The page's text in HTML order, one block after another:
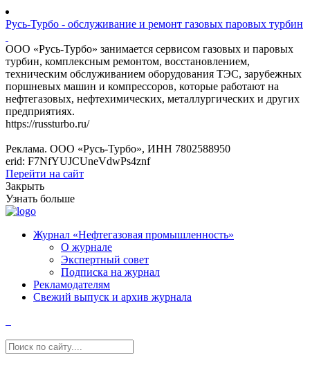
Русь-Турбо - обслуживание и ремонт газовых паровых турбин
ООО «Русь-Турбо» занимается сервисом газовых и паровых
турбин, комплексным ремонтом, восстановлением,
техническим обслуживанием оборудования ТЭС, зарубежных
поршневых машин и компрессоров, которые работают на
нефтегазовых, нефтехимических, металлургических и других
предприятиях.
https://russturbo.ru/
Реклама. ООО «Русь-Турбо», ИНН 7802588950
erid: F7NfYUJCUneVdwPs4znf
Перейти на сайт
Закрыть
Узнать больше
Журнал «Нефтегазовая промышленность»
О журнале
Экспертный совет
Подписка на журнал
Рекламодателям
Свежий выпуск и архив журнала